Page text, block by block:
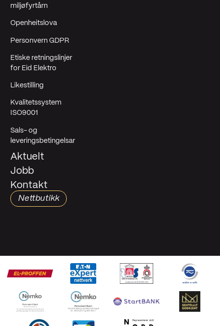
miljøfyrtårn
Openheitslova
Personvern GDPR
Etiske retningslinjer
for Eid Elektro
Likestilling
Kvalitetssystem
ISO9001
Sals- og
leveringsbetingelsar
Aktuelt
Jobb
Kontakt
Nettbutikk